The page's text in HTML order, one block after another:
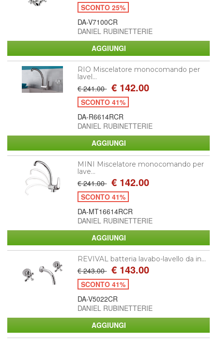
SCONTO 25%
DA-V7100CR
DANIEL RUBINETTERIE
RIO Miscelatore monocomando per
lavel...
€ 241.00 € 142.00
SCONTO 41%
DA-R6614RCR
DANIEL RUBINETTERIE
MINI Miscelatore monocomando per
lave...
€ 241.00 € 142.00
SCONTO 41%
DA-MT16614RCR
DANIEL RUBINETTERIE
REVIVAL batteria lavabo-lavello da in...
€ 243.00 € 143.00
SCONTO 41%
DA-V5022CR
DANIEL RUBINETTERIE